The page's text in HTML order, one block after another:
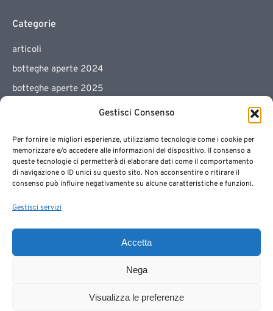
Gestisci Consenso
Per fornire le migliori esperienze, utilizziamo tecnologie come i cookie per
memorizzare e/o accedere alle informazioni del dispositivo. Il consenso a
queste tecnologie ci permetterà di elaborare dati come il comportamento
di navigazione o ID unici su questo sito. Non acconsentire o ritirare il
consenso può influire negativamente su alcune caratteristiche e funzioni.
Gestisci servizi
Accetta
Nega
Visualizza le preferenze
Categorie
articoli
botteghe aperte 2024
botteghe aperte 2025
botteghe aperte 2026
galleria
Il collettivo
mostra artistica
mostra fotografica
Senza categoria